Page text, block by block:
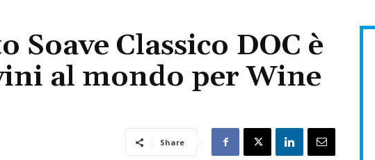
Classico DOC è
al mondo per Wine
Share